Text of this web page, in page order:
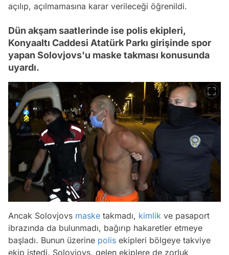
açılıp, açılmamasına karar verileceği öğrenildi.
Dün akşam saatlerinde ise polis ekipleri,
Konyaaltı Caddesi Atatürk Parkı girişinde spor
yapan Solovjovs'u maske takması konusunda
uyardı.
Ancak Solovjovs maske takmadı, kimlik ve pasaport
ibrazında da bulunmadı, bağırıp hakaretler etmeye
başladı. Bunun üzerine polis ekipleri bölgeye takviye
ekip istedi. Solovjovs, gelen ekiplere de zorluk